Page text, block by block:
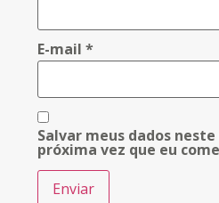
E-mail*
Salvar meus dados
próxima vez que eu